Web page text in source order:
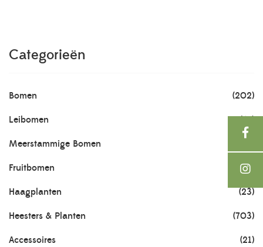
Categorieën
Bomen (202)
Leibomen (61)
Meerstammige Bomen
Fruitbomen (76)
Haagplanten (23)
Heesters & Planten (703)
Accessoires (21)